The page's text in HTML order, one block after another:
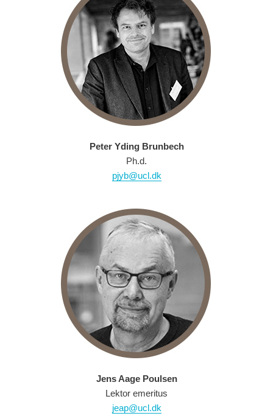
Peter Yding Brunbech
Ph.d.
pjyb@ucl.dk
Jens Aage Poulsen
Lektor emeritus
jeap@ucl.dk